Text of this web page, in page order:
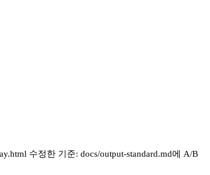
수정한 기준: docs/output-standard.md에 A/B